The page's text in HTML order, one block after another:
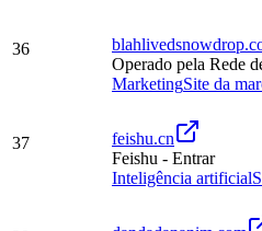
36
Operado pela Rede
MarketingSite da
37
feishu.cn
Feishu - Entrar
Inteligência artificial